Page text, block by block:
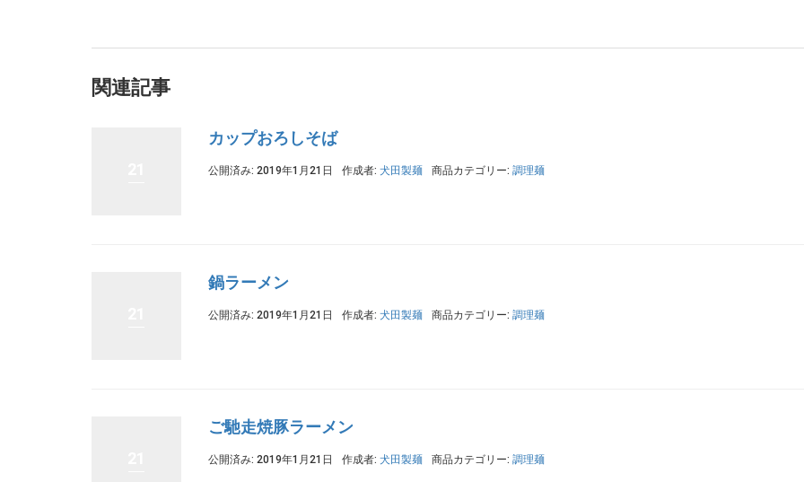
関連記事
カップおろしそば
公開済み: 2019年1月21日 作成者: 犬田製麺 商品カテゴリー: 調理麺
鍋ラーメン
公開済み: 2019年1月21日 作成者: 犬田製麺 商品カテゴリー: 調理麺
ご馳走焼豚ラーメン
公開済み: 2019年1月21日 作成者: 犬田製麺 商品カテゴリー: 調理麺